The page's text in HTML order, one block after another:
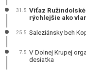
31.5. Víťaz
rýchlejšie ako
25.5. Saleziánsky beh
7.5. V Dolnej Krupej
desiatka